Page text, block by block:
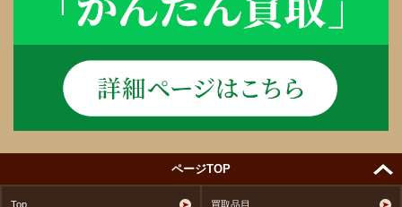
ページTOP
Top 買取品目